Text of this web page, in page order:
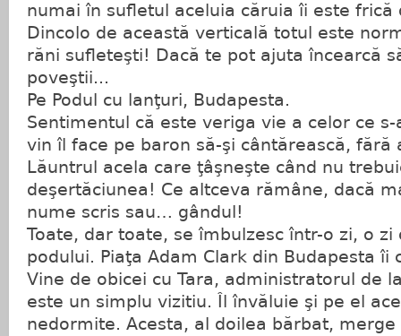
numai în sufletul aceluia căruia îi este frică
Dincolo de această verticală totul este
răni sufleteşti! Dacă te pot ajuta încearcă
poveştii...
Pe Podul cu lanţuri, Budapesta.
Sentimentul că este veriga vie a celor ce
vin îl face pe baron să-şi cântărească, fără
Lăuntrul acela care ţâşneşte când nu
deşertăciunea! Ce altceva rămâne, dacă
nume scris sau… gândul!
Toate, dar toate, se îmbulzesc într-o zi, o
podului. Piaţa Adam Clark din Budapesta îi
Vine de obicei cu Tara, administratorul de
este un simplu vizitiu. Îl învăluie şi pe el
nedormite. Acesta, al doilea bărbat, merge